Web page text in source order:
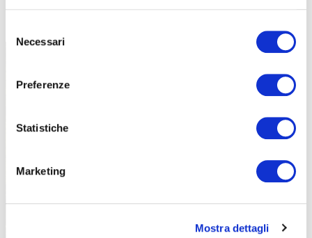
delNecessari
Preferenze
Statistiche
Marketing
Mostra dettagli
TUTTE LE CATEGORIE DEL MAGAZINE